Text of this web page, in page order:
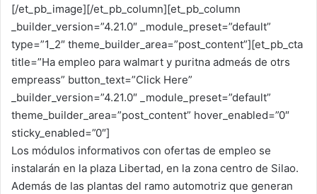
[/et_pb_image][/et_pb_column][et_pb_column
_builder_version=”4.21.0″ _module_preset=”default”
type=”1_2″ theme_builder_area=”post_content”][et_pb_cta
title=”Ha empleo para walmart y puritna admeás de otrs
empreass” button_text=”Click Here”
_builder_version=”4.21.0″ _module_preset=”default”
theme_builder_area=”post_content” hover_enabled=”0″
sticky_enabled=”0″]
Los módulos informativos con ofertas de empleo se
instalarán en la plaza Libertad, en la zona centro de Silao.
Además de las plantas del ramo automotriz que generan